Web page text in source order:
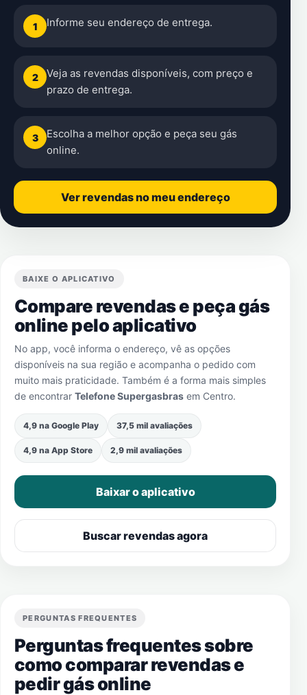
1 Informe seu endereço de entrega.
2
Veja as revendas disponíveis, com preço e
prazo de entrega.
3
Escolha a melhor opção e peça seu gás
online.
Ver revendas no meu endereço
BAIXE O APLICATIVO
Compare revendas e peça gás
online pelo aplicativo
No app, você informa o endereço, vê as opções
disponíveis na sua região e acompanha o pedido com
muito mais praticidade. Também é a forma mais simples
de encontrar Telefone Supergasbras em Centro.
4,9 na Google Play 37,5 mil avaliações
4,9 na App Store 2,9 mil avaliações
Baixar o aplicativo
Buscar revendas agora
PERGUNTAS FREQUENTES
Perguntas frequentes sobre
como comparar revendas e
pedir gás online